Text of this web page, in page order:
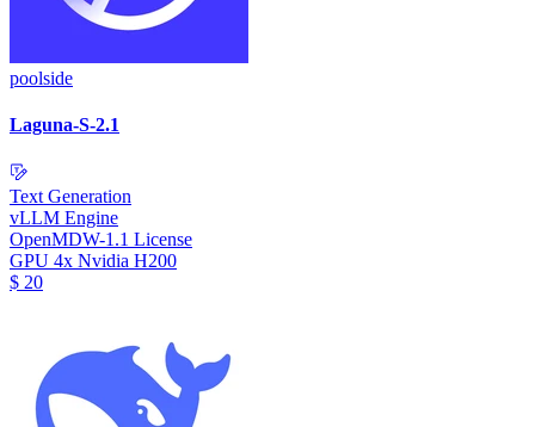
poolside
Laguna-S-2.1
Text Generation
vLLM Engine
OpenMDW-1.1 License
GPU 4x Nvidia H200
$ 20